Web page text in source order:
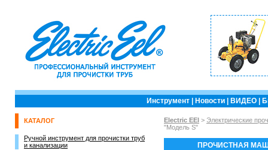
Инструмент Новости ВИДЕО
КАТАЛОГ
Ручной инструмент для прочистки труб
и канализации
Electric EEl > Электрические
"Модель S"
ПРОЧИСТНАЯ